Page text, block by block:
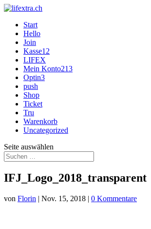
Start
Hello
Join
Kasse12
LIFEX
Mein Konto213
Optin3
push
Shop
Ticket
Tru
Warenkorb
Uncategorized
Seite auswählen
IFJ_Logo_2018_transparent
von Florin | Nov. 15, 2018 | 0 Kommentare